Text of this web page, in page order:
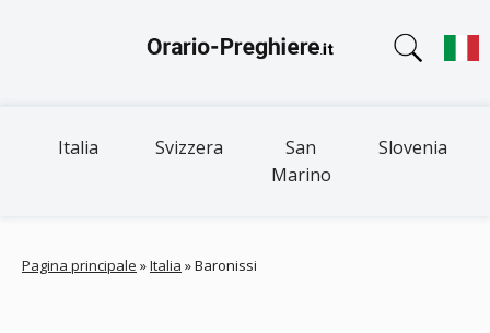
Italia Svizzera
San
Marino
Slovenia
Pagina principale »Italia »Baronissi